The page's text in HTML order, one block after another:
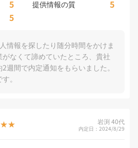
5 提供情報の質 5
5
情報を探したり随分時間をかけま
なくて諦めていたところ、貴社
週間で内定通知をもらいました。
。
岩渕 40代
内定日：2024/8/29